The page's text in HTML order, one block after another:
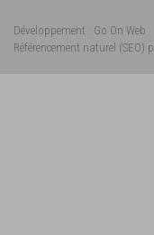
Développement : Go On Web
Référencement naturel (SEO)